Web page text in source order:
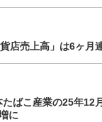
店売上高」は6ヶ月
ばこ産業の25年12
に